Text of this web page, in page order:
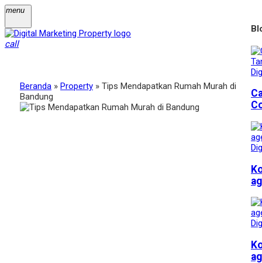
menu
call
Beranda » Property » Tips Mendapatkan Rumah Murah di
Bandung